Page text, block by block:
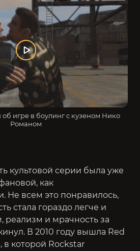
игре в боулинг с кузеном Нико
Романом
культовой серии была уже
как
Не всем это понравилось,
стала гораздо легче и
реализм и мрачность за
В 2010 году вышла Red
которой Rockstar